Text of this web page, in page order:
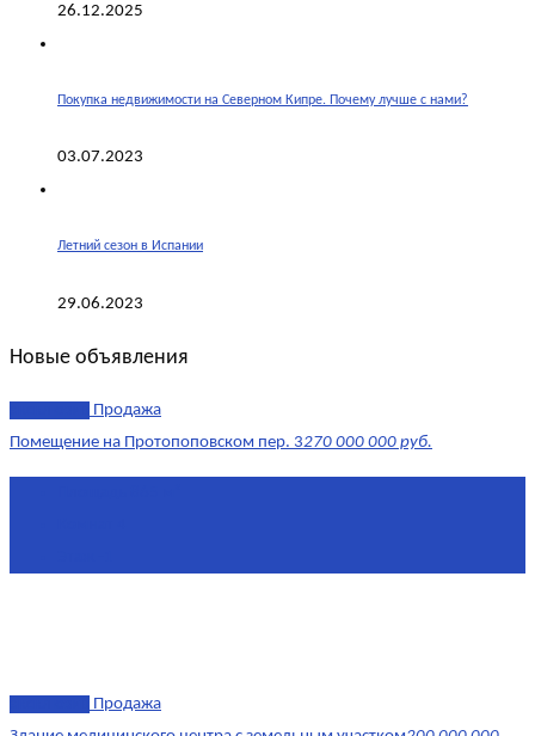
26.12.2025
Покупка недвижимости на Северном Кипре. Почему лучше с нами?
03.07.2023
Летний сезон в Испании
29.06.2023
Новые объявления
Продажа
Помещение на Протопоповском пер. 3270 000 000 руб.
Продажа